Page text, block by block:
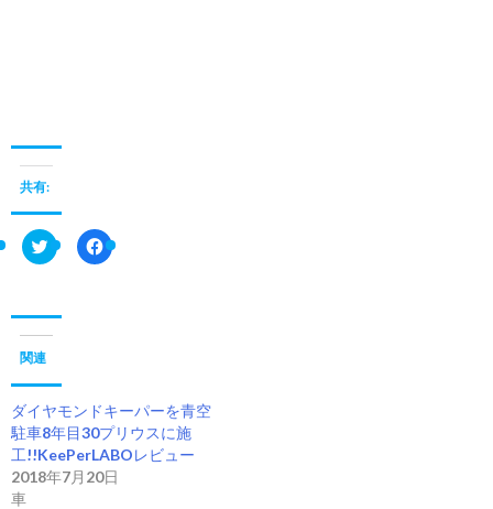
共有:
ク
リ
て
t
r
で
共
有
(
新
F
a
す
る
に
は
ク
リ
ッ
関連
ダイヤモンドキーパーを青空
駐車8年目30プリウスに施
工!!KeePerLABOレビュー
2018年7月20日
車